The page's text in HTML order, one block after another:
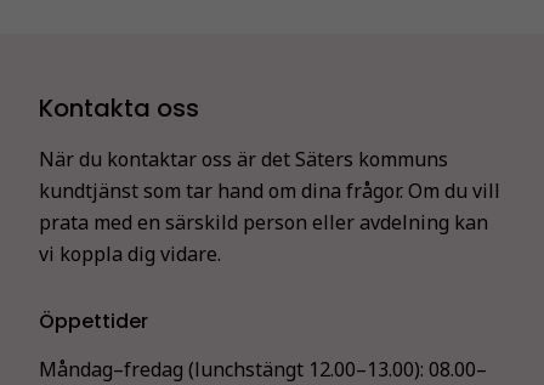
Kontakta oss
När du kontaktar oss är det Säters kommuns
kundtjänst som tar hand om dina frågor. Om du vill
prata med en särskild person eller avdelning kan
vi koppla dig vidare.
Öppettider
Måndag–fredag (lunchstängt 12.00–13.00): 08.00–